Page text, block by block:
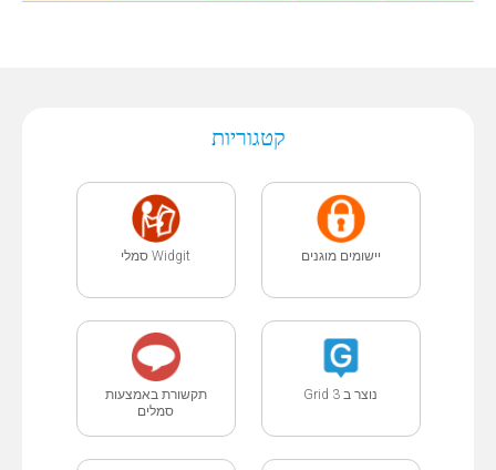
קטגוריות
יישומים מוגנים Widgit סמלי
נוצר ב Grid 3
תקשורת באמצעות
סמלים